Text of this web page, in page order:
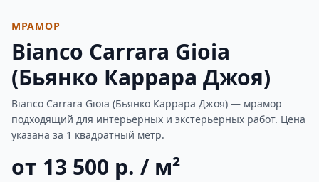
МРАМОР
Bianco Carrara Gioia
(Бьянко Каррара Джоя)
Bianco Carrara Gioia (Бьянко Каррара Джоя) — мрамор
подходящий для интерьерных и экстерьерных работ. Цена
указана за 1 квадратный метр.
от 13 500 р. / м²